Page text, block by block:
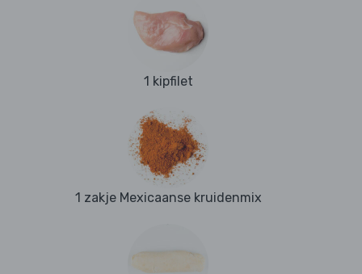
1 kipfilet
1 zakje Mexicaanse kruidenmix